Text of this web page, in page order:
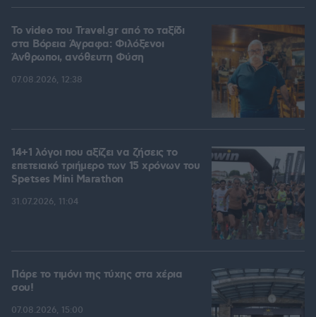
To video του Travel.gr από το ταξίδι
στα Βόρεια Άγραφα: Φιλόξενοι
Άνθρωποι, ανόθευτη Φύση
07.08.2026, 12:38
14+1 λόγοι που αξίζει να ζήσεις το
επετειακό τριήμερο των 15 χρόνων του
Spetses Mini Marathon
31.07.2026, 11:04
Πάρε το τιμόνι της τύχης στα χέρια
σου!
07.08.2026, 15:00